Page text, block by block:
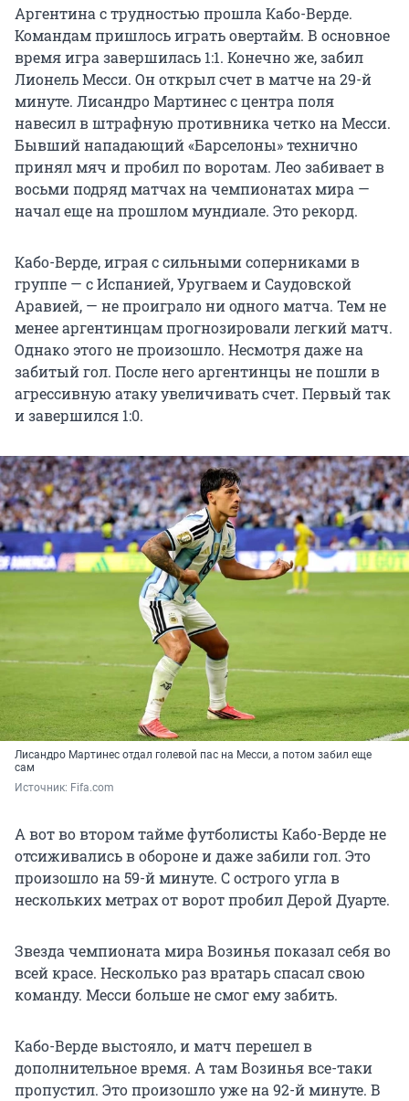
Аргентина с трудностью прошла Кабо-Верде.
Командам пришлось играть овертайм. В основное
время игра завершилась 1:1. Конечно же, забил
Лионель Месси. Он открыл счет в матче на 29-й
минуте. Лисандро Мартинес с центра поля
навесил в штрафную противника четко на Месси.
Бывший нападающий «Барселоны» технично
принял мяч и пробил по воротам. Лео забивает в
восьми подряд матчах на чемпионатах мира —
начал еще на прошлом мундиале. Это рекорд.
Кабо-Верде, играя с сильными соперниками в
группе — с Испанией, Уругваем и Саудовской
Аравией, — не проиграло ни одного матча. Тем не
менее аргентинцам прогнозировали легкий матч.
Однако этого не произошло. Несмотря даже на
забитый гол. После него аргентинцы не пошли в
агрессивную атаку увеличивать счет. Первый так
и завершился 1:0.
Лисандро Мартинес отдал голевой пас на Месси, а потом забил еще
сам
Источник: Fifa.com
А вот во втором тайме футболисты Кабо-Верде не
отсиживались в обороне и даже забили гол. Это
произошло на 59-й минуте. С острого угла в
нескольких метрах от ворот пробил Дерой Дуарте.
Звезда чемпионата мира Возинья показал себя во
всей красе. Несколько раз вратарь спасал свою
команду. Месси больше не смог ему забить.
Кабо-Верде выстояло, и матч перешел в
дополнительное время. А там Возинья все-таки
пропустил. Это произошло уже на 92-й минуте. В